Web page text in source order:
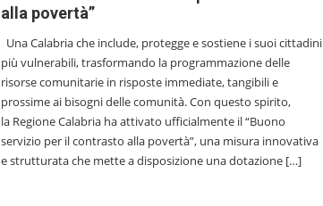
alla povertà”
Una Calabria che include, protegge e sostiene i suoi cittadini
più vulnerabili, trasformando la programmazione delle
risorse comunitarie in risposte immediate, tangibili e
prossime ai bisogni delle comunità. Con questo spirito,
la Regione Calabria ha attivato ufficialmente il “Buono
servizio per il contrasto alla povertà”, una misura innovativa
e strutturata che mette a disposizione una dotazione […]